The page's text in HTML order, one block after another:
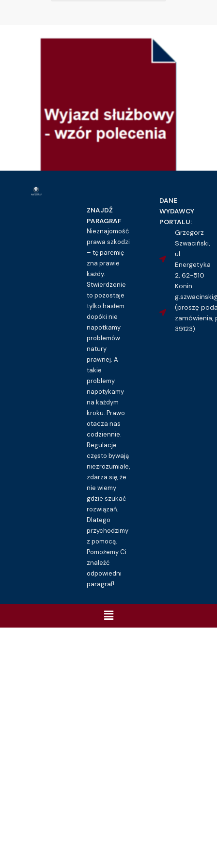
Prawo pracy i ubezpieczeń społecznych
Wyjazd służbowy – wzór polecenia
16.00
Kupuję dostęp do wzoru pisma
ZNAJDŹ
PARAGRAF
Nieznajomość
prawa szkodzi
– tę paremię
zna prawie
każdy.
Stwierdzenie
to pozostaje
tylko hasłem
dopóki nie
napotkamy
problemów
natury
prawnej. A
takie
problemy
napotykamy
na każdym
kroku. Prawo
otacza nas
codziennie.
Regulacje
często bywają
niezrozumiałe,
zdarza się, że
nie wiemy
gdzie szukać
rozwiązań.
Dlatego
przychodzimy
z pomocą.
Pomożemy Ci
znaleźć
odpowiedni
paragraf!
DANE
WYDAWCY
PORTALU:
Grzegorz
Szwaciński,
ul.
Energetyka
2, 62-510
Konin
(proszę
zamówienia,
39123)
Menu